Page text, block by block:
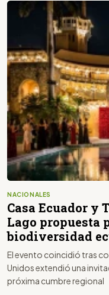
NACIONALES
Casa Ecuador y
Lago propuesta
biodiversidad
El evento coincidió tras
Unidos extendió una
próxima cumbre regional